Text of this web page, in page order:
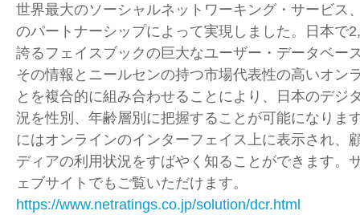
世界最大のソーシャルネットワーキング・サービス
のパートナーシップによって実現しました。日本で
誇るフェイスブックの巨大なユーザー・データベー
その情報とニールセンの持つ市場代表性の高いオン
とを複合的に組み合わせることにより、日本のデジ
況を性別、年齢層別に把握することが可能になりま
にはオンラインのインターフェイス上に表示され、
ディアの利用状況をすばやく知ることができます。
ェブサイトでもご覧いただけます。
https://www.netratings.co.jp/solution/dcr.html